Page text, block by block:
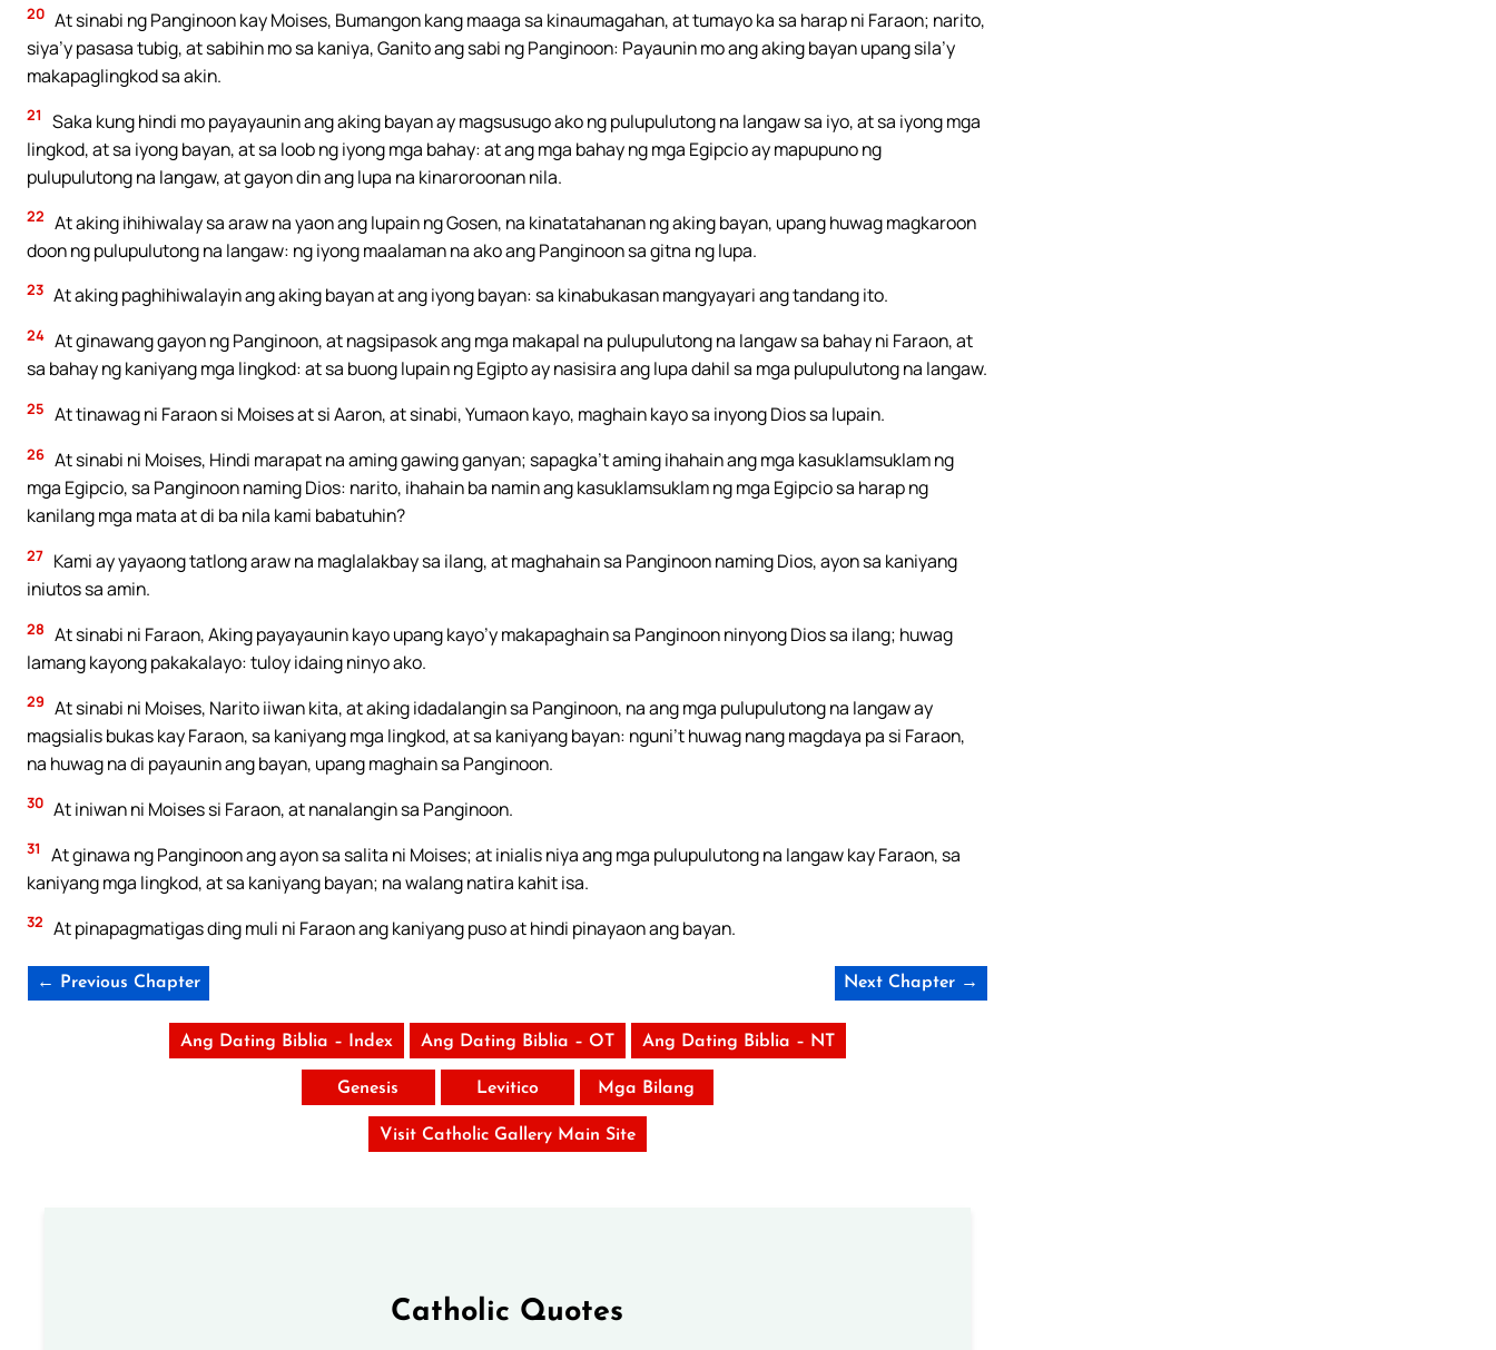
20 At sinabi ng Panginoon kay Moises, Bumangon kang maaga sa kinaumagahan, at tumayo ka sa harap ni Faraon; narito,
siya’y pasasa tubig, at sabihin mo sa kaniya, Ganito ang sabi ng Panginoon: Payaunin mo ang aking bayan upang sila’y
makapaglingkod sa akin.
21
Saka kung hindi mo payayaunin ang aking bayan ay magsusugo ako ng pulupulutong na langaw sa iyo, at sa iyong mga
lingkod, at sa iyong bayan, at sa loob ng iyong mga bahay: at ang mga bahay ng mga Egipcio ay mapupuno ng
pulupulutong na langaw, at gayon din ang lupa na kinaroroonan nila.
22 At aking ihihiwalay sa araw na yaon ang lupain ng Gosen, na kinatatahanan ng aking bayan, upang huwag magkaroon
doon ng pulupulutong na langaw: ng iyong maalaman na ako ang Panginoon sa gitna ng lupa.
23 At aking paghihiwalayin ang aking bayan at ang iyong bayan: sa kinabukasan mangyayari ang tandang ito.
24 At ginawang gayon ng Panginoon, at nagsipasok ang mga makapal na pulupulutong na langaw sa bahay ni Faraon, at
sa bahay ng kaniyang mga lingkod: at sa buong lupain ng Egipto ay nasisira ang lupa dahil sa mga pulupulutong na langaw.
25 At tinawag ni Faraon si Moises at si Aaron, at sinabi, Yumaon kayo, maghain kayo sa inyong Dios sa lupain.
26 At sinabi ni Moises, Hindi marapat na aming gawing ganyan; sapagka’t aming ihahain ang mga kasuklamsuklam ng
mga Egipcio, sa Panginoon naming Dios: narito, ihahain ba namin ang kasuklamsuklam ng mga Egipcio sa harap ng
kanilang mga mata at di ba nila kami babatuhin?
27 Kami ay yayaong tatlong araw na maglalakbay sa ilang, at maghahain sa Panginoon naming Dios, ayon sa kaniyang
iniutos sa amin.
28 At sinabi ni Faraon, Aking payayaunin kayo upang kayo’y makapaghain sa Panginoon ninyong Dios sa ilang; huwag
lamang kayong pakakalayo: tuloy idaing ninyo ako.
29 At sinabi ni Moises, Narito iiwan kita, at aking idadalangin sa Panginoon, na ang mga pulupulutong na langaw ay
magsialis bukas kay Faraon, sa kaniyang mga lingkod, at sa kaniyang bayan: nguni’t huwag nang magdaya pa si Faraon,
na huwag na di payaunin ang bayan, upang maghain sa Panginoon.
30 At iniwan ni Moises si Faraon, at nanalangin sa Panginoon.
31
At ginawa ng Panginoon ang ayon sa salita ni Moises; at inialis niya ang mga pulupulutong na langaw kay Faraon, sa
kaniyang mga lingkod, at sa kaniyang bayan; na walang natira kahit isa.
32 At pinapagmatigas ding muli ni Faraon ang kaniyang puso at hindi pinayaon ang bayan.
← Previous Chapter Next Chapter →
Ang Dating Biblia – Index Ang Dating Biblia – OT Ang Dating Biblia – NT
Genesis Levitico Mga Bilang
Visit Catholic Gallery Main Site
Catholic Quotes